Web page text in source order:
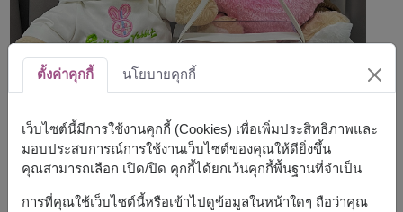
ตั้งค่าคุกกี้ นโยบายคุกกี้
เว็บไซต์นี้มีการใช้งานคุกกี้ (Cookies) เพื่อเพิ่มประสิทธิภาพและ
มอบประสบการณ์การใช้งานเว็บไซต์ของคุณให้ดียิ่งขึ้น
คุณสามารถเลือก เปิด/ปิด คุกกี้ได้ยกเว้นคุกกี้พื้นฐานที่จำเป็น
การที่คุณใช้เว็บไซต์นี้หรือเข้าไปดูข้อมูลในหน้าใดๆ ถือว่าคุณ